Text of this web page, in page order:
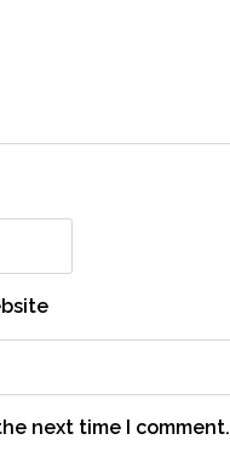
next time I comment.